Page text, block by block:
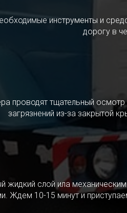
инструменты и
дорогу в
проводят тщательный
загрязнений из-за закрытой
жидкий слой ила
10-15 минут и